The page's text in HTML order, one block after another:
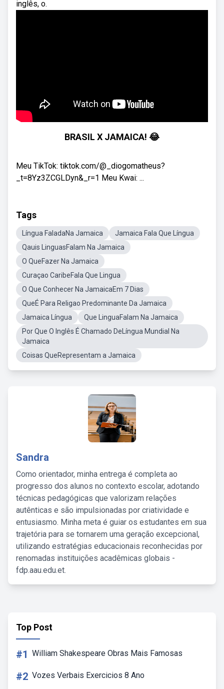
inglês, o.
BRASIL X JAMAICA! 😂
Meu TikTok: tiktok.com/@_diogomatheus?
_t=8Yz3ZCGLDyn&_r=1 Meu Kwai: ...
Tags
Língua FaladaNa Jamaica
Jamaica Fala Que Língua
Qauis LinguasFalam Na Jamaica
O QueFazer Na Jamaica
Curaçao CaribeFala Que Lingua
O Que Conhecer Na JamaicaEm 7 Dias
QueÉ Para Religao Predominante Da Jamaica
Jamaica Língua
Que LinguaFalam Na Jamaica
Por Que O Inglês É Chamado DeLíngua Mundial Na
Jamaica
Coisas QueRepresentam a Jamaica
Sandra
Como orientador, minha entrega é completa ao
progresso dos alunos no contexto escolar, adotando
técnicas pedagógicas que valorizam relações
autênticas e são impulsionadas por criatividade e
entusiasmo. Minha meta é guiar os estudantes em sua
trajetória para se tornarem uma geração excepcional,
utilizando estratégias educacionais reconhecidas por
renomadas instituições acadêmicas globais -
fdp.aau.edu.et.
Top Post
#1 William Shakespeare Obras Mais Famosas
#2 Vozes Verbais Exercicios 8 Ano